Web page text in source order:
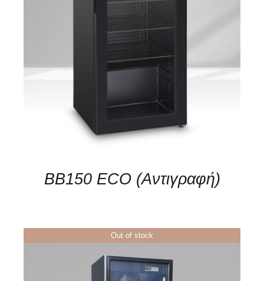
DETAILS
BB150 ECO (Αντιγραφή)
Out of stock